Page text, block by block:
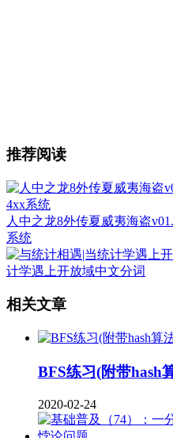
推荐阅读
人中之龙8外传夏威夷海盗
系统
计学遇上开放域中文分词
相关文章
BFS练习(附带hash
2020-02-24